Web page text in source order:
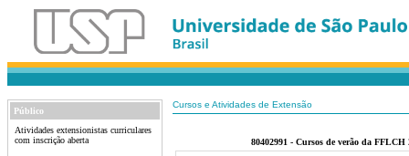
Público
Atividades extensionistas curriculares
com inscrição aberta
Cursos e Atividades de Extensão
80402991 - Cursos de verão da